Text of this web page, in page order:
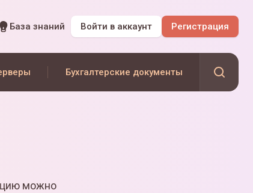
База знаний Войти в аккаунт Регистрация
Бухгалтерские документы
можно